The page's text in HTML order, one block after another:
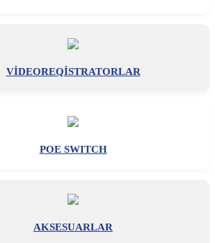
VİDEOREQİSTRATORLAR
POE SWITCH
AKSESUARLAR